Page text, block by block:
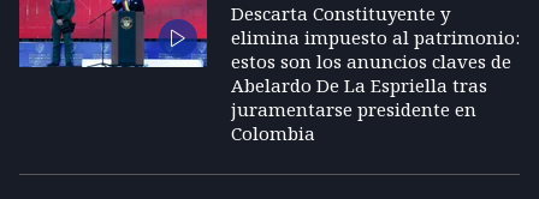
Descarta Constituyente y
elimina impuesto al patrimonio:
estos son los anuncios claves de
Abelardo De La Espriella tras
juramentarse presidente en
Colombia